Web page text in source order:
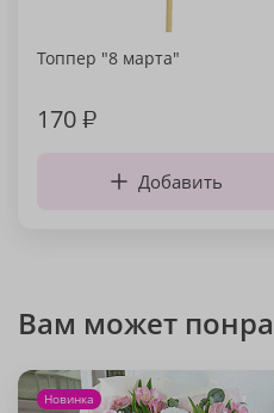
Топпер "8 марта"
170₽
Добавить
Вам может
Новинка